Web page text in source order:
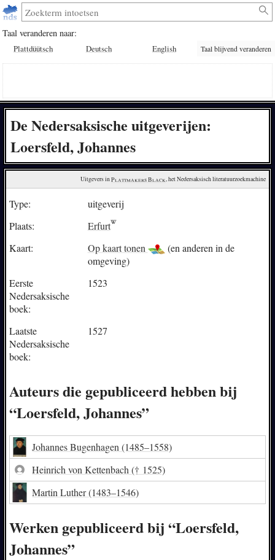
Taal veranderen naar:
Plattdüütsch Deutsch English Taal blijvend veranderen
De Nedersaksische uitgeverijen:
Loersfeld, Johannes
Uitgevers in Plattmakers Black, het Nedersaksisch literatuurzoekmachine
Type:
uitgeverij
Plaats:
Erfurt
Kaart:
Op kaart tonen
(en anderen in de
omgeving)
Eerste
Nedersaksische
boek:
1523
Laatste
Nedersaksische
boek:
1527
Auteurs die gepubliceerd hebben bij
“Loersfeld, Johannes”
Johannes Bugenhagen(1485–1558)
Heinrich von Kettenbach(† 1525)
Martin Luther(1483–1546)
Werken gepubliceerd bij “Loersfeld,
Johannes”